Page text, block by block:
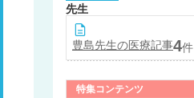
先生
豊島先生の医療記事4件
特集コンテンツ